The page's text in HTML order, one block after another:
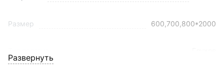
Размер 600,700,800*2000
Развернуть